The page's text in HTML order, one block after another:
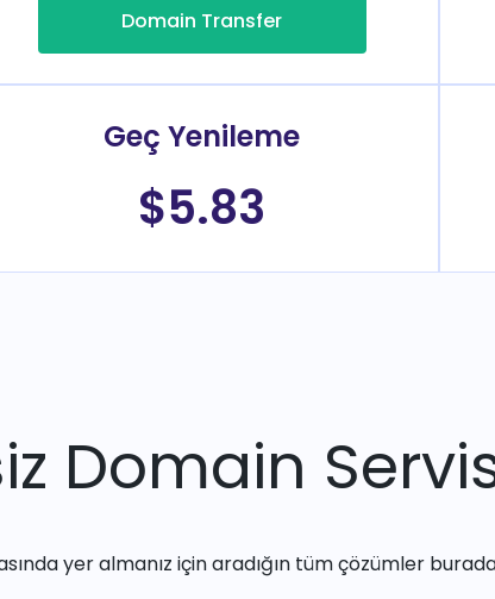
Domain Transfer
Geç Yenileme
$5.83
Domain
yer almanız için aradığın tüm çözümler